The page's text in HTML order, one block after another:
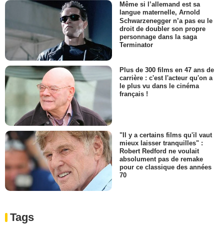
Même si l’allemand est sa
langue maternelle, Arnold
Schwarzenegger n’a pas eu le
droit de doubler son propre
personnage dans la saga
Terminator
Plus de 300 films en 47 ans de
carrière : c'est l'acteur qu'on a
le plus vu dans le cinéma
français !
"Il y a certains films qu'il vaut
mieux laisser tranquilles" :
Robert Redford ne voulait
absolument pas de remake
pour ce classique des années
70
Tags